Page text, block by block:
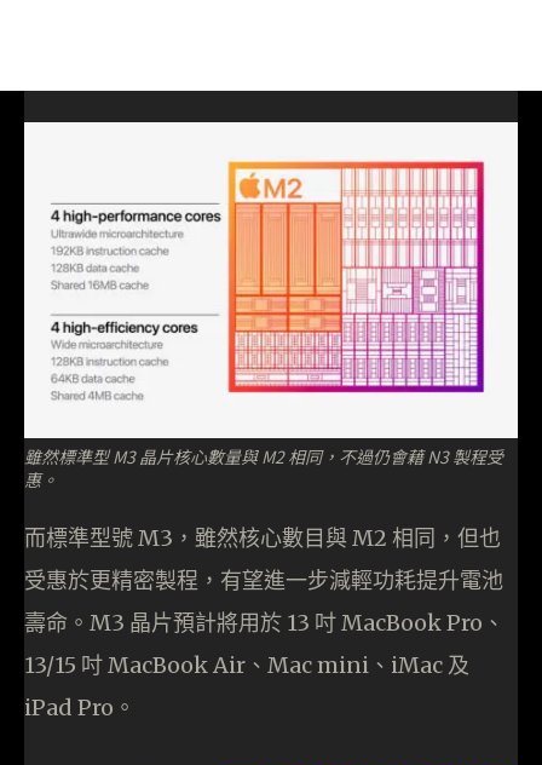
雖然標準型 M3 晶片核心數量與 M2 相同，不過仍會藉 N3 製程受
惠。
而標準型號 M3，雖然核心數目與 M2 相同，但也
受惠於更精密製程，有望進一步減輕功耗提升電池
壽命。M3 晶片預計將用於 13 吋 MacBook Pro、
13/15 吋 MacBook Air、Mac mini、iMac 及
iPad Pro。